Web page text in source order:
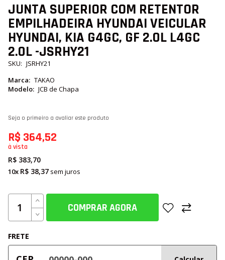
para
o
início
da
Galeria
de
imagens
JUNTA SUPERIOR COM RETENTOR
EMPILHADEIRA HYUNDAI VEICULAR
HYUNDAI, KIA G4GC, GF 2.0L L4GC
2.0L -JSRHY21
SKU
JSRHY21
Marca
TAKAO
Modelo
JCB de Chapa
Seja o primeiro a avaliar este produto
R$ 383,70
R$ 364,52
à vista
10x R$ 38,37 sem juros
COMPRAR AGORA
FRETE